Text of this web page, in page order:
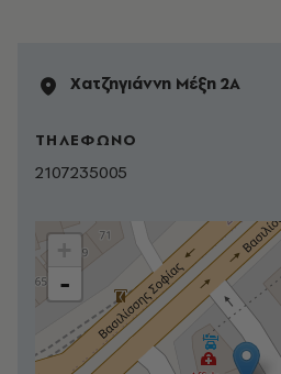
Χατζηγιάννη Μέξη 2Α
ΤΗΛΕΦΩΝΟ
2107235005
-